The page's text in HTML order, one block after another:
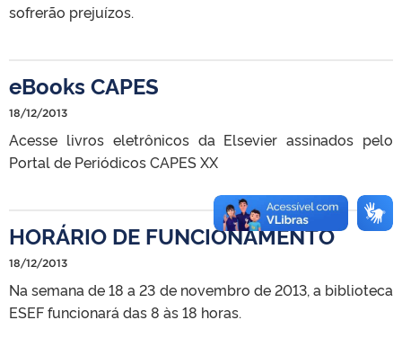
sofrerão prejuízos.
eBooks CAPES
18/12/2013
Acesse livros eletrônicos da Elsevier assinados pelo
Portal de Periódicos CAPES XX
HORÁRIO DE FUNCIONAMENTO
18/12/2013
Na semana de 18 a 23 de novembro de 2013, a biblioteca
ESEF funcionará das 8 às 18 horas.